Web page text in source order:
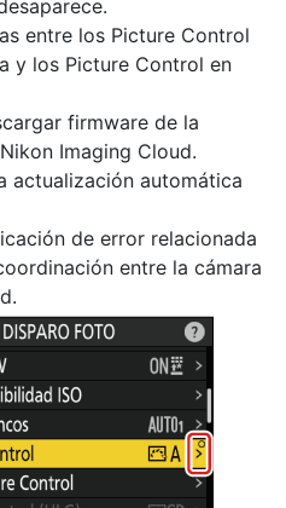
entre los Picture Control
y los Picture Control en
firmware de la
Imaging Cloud.
actualización automática
de error relacionada
entre la cámara